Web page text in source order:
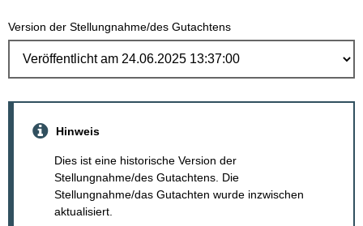
Version der Stellungnahme/des Gutachtens
Hinweis
Dies ist eine historische Version der
Stellungnahme/des Gutachtens. Die
Stellungnahme/das Gutachten wurde inzwischen
aktualisiert.